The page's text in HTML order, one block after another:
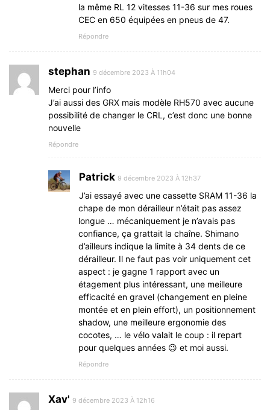
la même RL 12 vitesses 11-36 sur mes roues
CEC en 650 équipées en pneus de 47.
Répondre
stephan 9 décembre 2023 À 11h04
Merci pour l’info
J’ai aussi des GRX mais modèle RH570 avec aucune
possibilité de changer le CRL, c’est donc une bonne
nouvelle
Répondre
Patrick 9 décembre 2023 À 12h37
J’ai essayé avec une cassette SRAM 11-36 la
chape de mon dérailleur n’était pas assez
longue … mécaniquement je n’avais pas
confiance, ça grattait la chaîne. Shimano
d’ailleurs indique la limite à 34 dents de ce
dérailleur. Il ne faut pas voir uniquement cet
aspect : je gagne 1 rapport avec un
étagement plus intéressant, une meilleure
efficacité en gravel (changement en pleine
montée et en plein effort), un positionnement
shadow, une meilleure ergonomie des
cocotes, … le vélo valait le coup : il repart
pour quelques années 😉 et moi aussi.
Répondre
Xav' 9 décembre 2023 À 12h16